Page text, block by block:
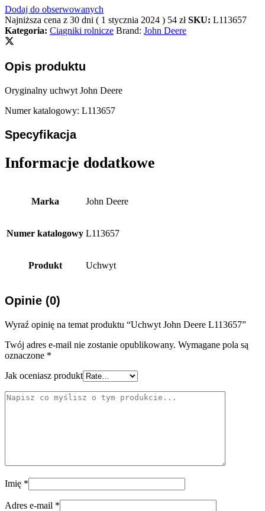
Dodaj do obserwowanych
Najniższa cena z 30 dni ( 1 stycznia 2024 ) 54 zł SKU: L113657
Kategoria: Ciągniki rolnicze Brand: John Deere
Opis produktu
Oryginalny uchwyt John Deere
Numer katalogowy: L113657
Specyfikacja
Informacje dodatkowe
Marka John Deere
Numer katalogowy L113657
Produkt Uchwyt
Opinie (0)
Wyraź opinię na temat produktu “Uchwyt John Deere L113657”
Twój adres e-mail nie zostanie opublikowany. Wymagane pola są
oznaczone *
Jak oceniasz produkt
Imię *
Adres e-mail *